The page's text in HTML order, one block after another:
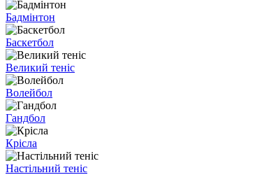
Бадмінтон
Баскетбол
Великий теніс
Волейбол
Гандбол
Крісла
Настільний теніс